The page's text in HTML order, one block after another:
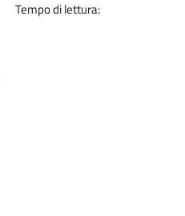
Tempo di lettura: